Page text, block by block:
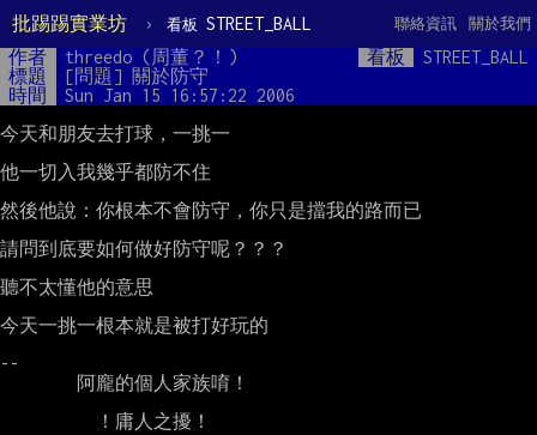
批踢踢實業坊 › 看板 STREET_BALL 關於我們
聯絡資訊
作者 threedo (周董？！) 看板
STREET_BALL
標題
[問題] 關於防守
時間
Sun Jan 15 16:57:22 2006
今天和朋友去打球，一挑一
他一切入我幾乎都防不住
然後他說：你根本不會防守，你只是擋我的路而已
請問到底要如何做好防守呢？？？
聽不太懂他的意思
今天一挑一根本就是被打好玩的
--